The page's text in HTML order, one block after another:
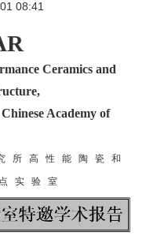
08:41
Ceramics and
Academy of
所 高 性 能 陶 瓷 和
实 验 室